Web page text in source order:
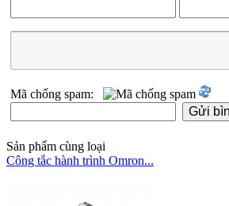
Mã chống spam:
Sản phẩm cùng loại
Công tắc hành trình Omron...